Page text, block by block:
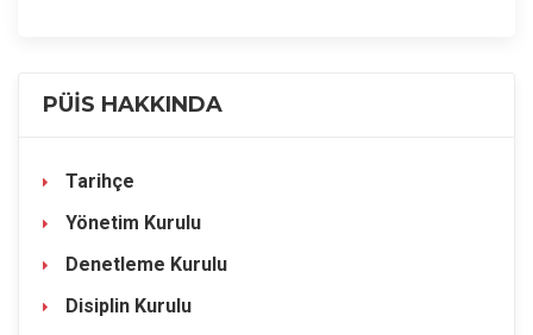
PÜİS HAKKINDA
Tarihçe
Yönetim Kurulu
Denetleme Kurulu
Disiplin Kurulu